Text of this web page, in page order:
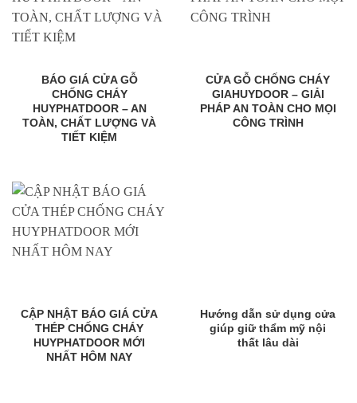
BÁO GIÁ CỬA GỖ
CHỐNG CHÁY
HUYPHATDOOR – AN
TOÀN, CHẤT LƯỢNG VÀ
TIẾT KIỆM
CỬA GỖ CHỐNG CHÁY
GIAHUYDOOR – GIẢI
PHÁP AN TOÀN CHO MỌI
CÔNG TRÌNH
CẬP NHẬT BÁO GIÁ CỬA
THÉP CHỐNG CHÁY
HUYPHATDOOR MỚI
NHẤT HÔM NAY
Hướng dẫn sử dụng cửa
giúp giữ thẩm mỹ nội
thất lâu dài